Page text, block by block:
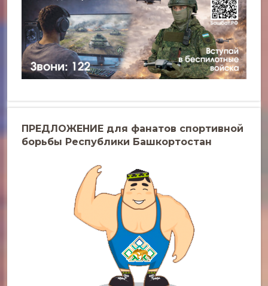
ПРЕДЛОЖЕНИЕ для фанатов спортивной
борьбы Республики Башкортостан